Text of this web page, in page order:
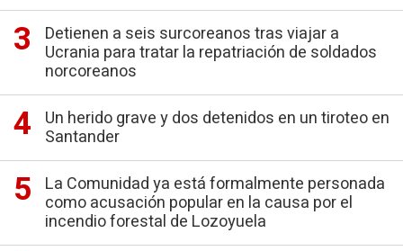
Detienen a seis surcoreanos tras viajar a
Ucrania para tratar la repatriación de soldados
norcoreanos
Un herido grave y dos detenidos en un tiroteo en
Santander
La Comunidad ya está formalmente personada
como acusación popular en la causa por el
incendio forestal de Lozoyuela